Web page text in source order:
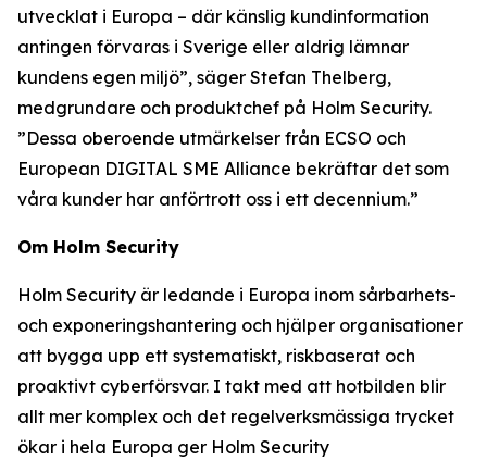
utvecklat i Europa – där känslig kundinformation
antingen förvaras i Sverige eller aldrig lämnar
kundens egen miljö”, säger Stefan Thelberg,
medgrundare och produktchef på Holm Security.
”Dessa oberoende utmärkelser från ECSO och
European DIGITAL SME Alliance bekräftar det som
våra kunder har anförtrott oss i ett decennium.”
Om Holm Security
Holm Security är ledande i Europa inom sårbarhets-
och exponeringshantering och hjälper organisationer
att bygga upp ett systematiskt, riskbaserat och
proaktivt cyberförsvar. I takt med att hotbilden blir
allt mer komplex och det regelverksmässiga trycket
ökar i hela Europa ger Holm Security